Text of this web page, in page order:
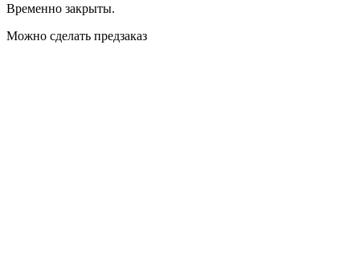
Временно закрыты.
Можно сделать предзаказ